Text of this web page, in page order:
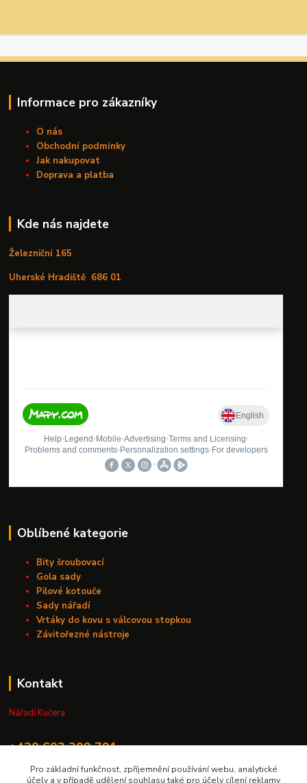
Informace pro zákazníky
O nás
Obchodní podmínky
Jak nakupovat
Doprava a platba
Kde nás najdete
Železniční 165
Uherské Hradiště 686 01
Oblíbené kategorie
Bity šroubovací
Gola sady
Pilové kotouče
Sady nářadí
Vrtáky do kovu s válcovou stopkou
Závitořezné nástroje
Kontakt
Nářadí Kučera
+420 603 209 791
info@naradikucera.cz
Pro základní funkčnost, zpříjemnění používání webu, analytické
účely a v případě udělení souhlasu také pro účely cílení reklamy